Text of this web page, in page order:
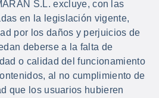
S.L. excluye, con las
en la legislación vigente,
por los daños y perjuicios de
deberse a la falta de
o calidad del funcionamiento
al no cumplimiento de
que los usuarios hubieren